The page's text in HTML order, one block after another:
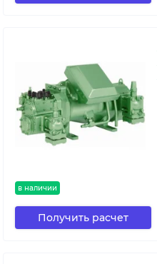
в наличии
Получить расчет